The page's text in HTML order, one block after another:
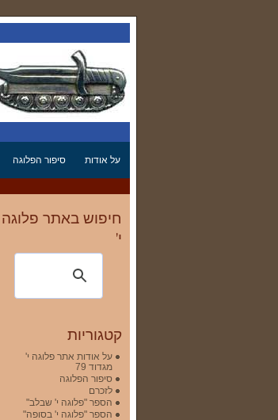
על אודות סיפור הפלוגה
חיפוש באתר פלוגה
י'
קטגוריות
על אודות אתר פלוגה י'
מגדוד 79
סיפור הפלוגה
לזכרם
הספר "פלוגה י' שבלב"
הספר "פלוגה י' בסופה"